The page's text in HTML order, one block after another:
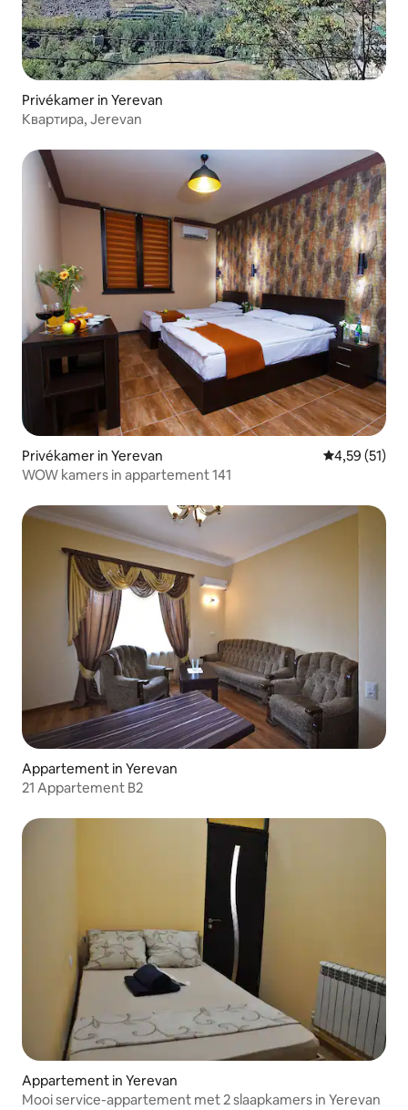
Privékamer in Yerevan
Квартира, Jerevan
Privékamer in Yerevan Gemiddelde
4,59 (51)
WOW kamers in appartement 141
Appartement in Yerevan
21 Appartement B2
Appartement in Yerevan
Mooi service-appartement met 2 slaapkamers in Yerevan